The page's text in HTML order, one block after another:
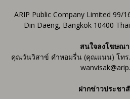
ARIP Public Company Limited 99/
Din Daeng, Bangkok 10400
สนใจลงโฆษณ
คุณวันวิสาข์ คำหอมรื่น (คุณแนน) โทร.
ฝากข่าวประชา